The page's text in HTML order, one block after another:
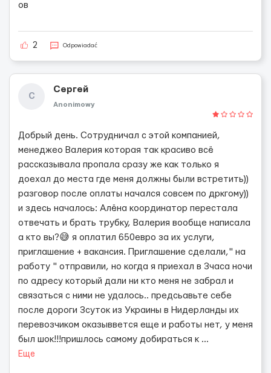
ов
2 Odpowiadać
С
Сергей
Anonimowy
Добрый день. Сотрудничал с этой компанией,
менеджео Валерия которая так красиво всё
рассказывала пропала сразу же как только я
доехал до места где меня должны были встретить))
разговор после оплаты начался совсем по дркгому))
и здесь началось: Алёна координатор перестала
отвечать и брать трубку, Валерия вообще написала
а кто вы?😅 я оплатил 650евро за их услуги,
приглашение + вакансия. Приглашение сделали," на
работу " отправили, но когда я приехал в 3часа ночи
по адресу который дали ни кто меня не забрал и
связаться с ними не удалось.. предсьавьте себе
после дороги 3суток из Украины в Нидерланды их
перевозчиком оказыввется еще и работы нет, у меня
был шок!!!пришлось самому добираться к ...
Еще